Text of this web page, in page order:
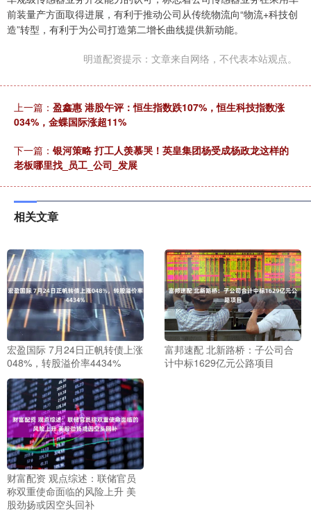
前装量产方面取得进展，有利于推动公司从传统物流向“物流+科技创
造”转型，有利于为公司打造第二增长曲线提供新动能。
明道配资提示：文章来自网络，不代表本站观点。
上一篇： 盈鑫惠 港股午评：恒生指数跌107%，恒生科技指数涨
034%，金蝶国际涨超11%
下一篇： 银河策略 打工人羡慕哭！英皇集团杨受成杨政龙这样的
老板哪里找_员工_公司_发展
相关文章
宏盈国际 7月24日正帆转债上涨
048%，转股溢价率4434%
富邦速配 北新路桥：子公司合
计中标1629亿元公路项目
财富配资 观点综述：联储官员
称双重使命面临的风险上升 美
股劲扬或因空头回补